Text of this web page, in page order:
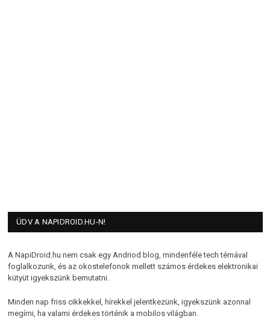
ÜDV A NAPIDROID.HU-N!
A NapiDroid.hu nem csak egy Andriod blog, mindenféle tech témával
foglalkozunk, és az okostelefonok mellett számos érdekes elektronikai
kütyüt igyekszünk bemutatni.
Minden nap friss cikkekkel, hírekkel jelentkezünk, igyekszünk azonnal
megírni, ha valami érdekes történik a mobilos világban.